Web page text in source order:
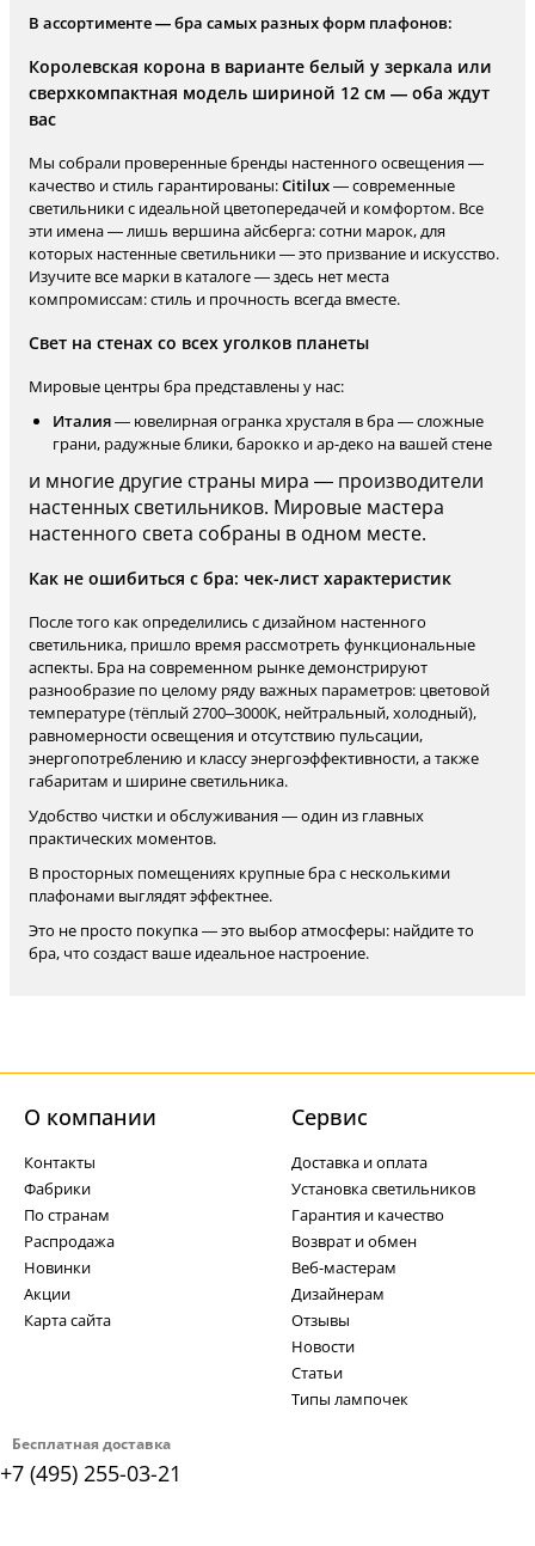
В ассортименте — бра самых разных форм плафонов:
Королевская корона в варианте белый у зеркала или
сверхкомпактная модель шириной 12 см — оба ждут
вас
Мы собрали проверенные бренды настенного освещения —
качество и стиль гарантированы:Citilux— современные
светильники с идеальной цветопередачей и комфортом. Все
эти имена — лишь вершина айсберга: сотни марок, для
которых настенные светильники — это призвание и искусство.
Изучите все марки в каталоге — здесь нет места
компромиссам: стиль и прочность всегда вместе.
Свет на стенах со всех уголков планеты
Мировые центры бра представлены у нас:
Италия— ювелирная огранка хрусталя в бра — сложные
грани, радужные блики, барокко и ар-деко на вашей стене
и многие другие страны мира — производители
настенных светильников. Мировые мастера
настенного света собраны в одном месте.
Как не ошибиться с бра: чек-лист характеристик
После того как определились с дизайном настенного
светильника, пришло время рассмотреть функциональные
аспекты. Бра на современном рынке демонстрируют
разнообразие по целому ряду важных параметров: цветовой
температуре (тёплый 2700–3000K, нейтральный, холодный),
равномерности освещения и отсутствию пульсации,
энергопотреблению и классу энергоэффективности, а также
габаритам и ширине светильника.
Удобство чистки и обслуживания — один из главных
практических моментов.
В просторных помещениях крупные бра с несколькими
плафонами выглядят эффектнее.
Это не просто покупка — это выбор атмосферы: найдите то
бра, что создаст ваше идеальное настроение.
Бесплатная доставка
+7 (495) 255-03-21
О компании
Контакты
Фабрики
По странам
Распродажа
Новинки
Акции
Карта сайта
Cервис
Доставка и оплата
Установка светильников
Гарантия и качество
Возврат и обмен
Веб-мастерам
Дизайнерам
Отзывы
Новости
Статьи
Типы лампочек